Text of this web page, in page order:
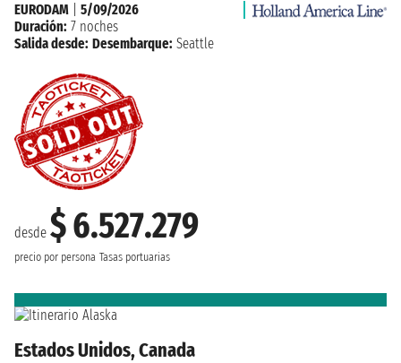
desde $ 6.527.279
precio por persona Tasas portuarias
EURODAM
5/09/2026
Duración: 7 noches
Salida desde: Desembarque: Seattle
Estados Unidos, Canada